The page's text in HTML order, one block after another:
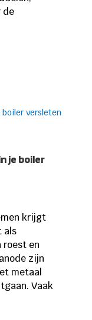
de
je boiler
krijgt
als
roest en
zijn
metaal
Vaak